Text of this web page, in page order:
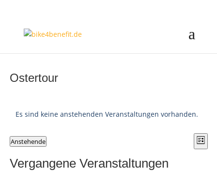
Ostertour
Es sind keine anstehenden Veranstaltungen vorhanden.
Liste
Anstehende
wählen.
Vergangene Veranstaltungen